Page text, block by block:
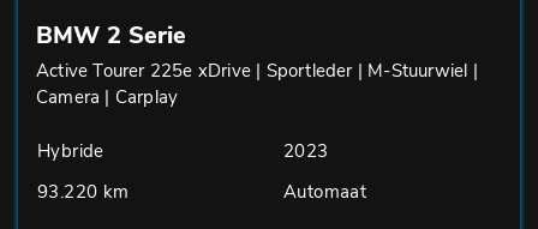
BMW 2 Serie
Active Tourer 225e xDrive | Sportleder | M-Stuurwiel |
Camera | Carplay
Hybride
2023
93.220 km
Automaat